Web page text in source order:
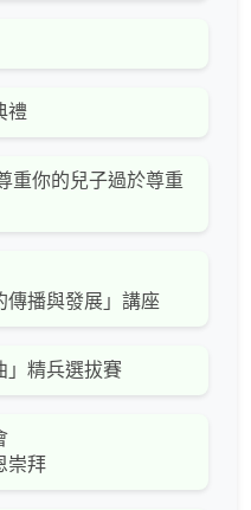
禮
你的兒子過於尊重
傳播與發展」講座
」精兵選拔賽
崇拜